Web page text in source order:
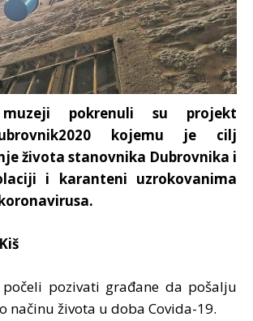
muzeji pokrenuli su projekt
kojemu je cilj
života stanovnika Dubrovnika i
i karanteni uzrokovanima
pozivati građane da pošalju
načinu života u doba Covida-19.